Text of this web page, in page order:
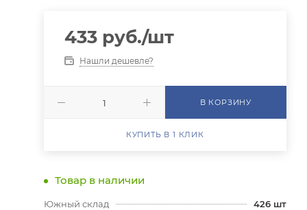
433руб./шт
Нашли дешевле?
В КОРЗИНУ
КУПИТЬ В 1 КЛИК
Товар в наличии
Южный склад 426 шт